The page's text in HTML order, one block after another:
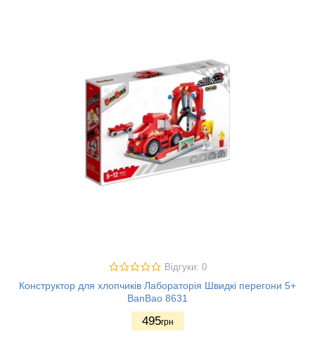
Відгуки: 0
Конструктор для хлопчиків Лабораторія Швидкі перегони 5+
BanBao 8631
495грн